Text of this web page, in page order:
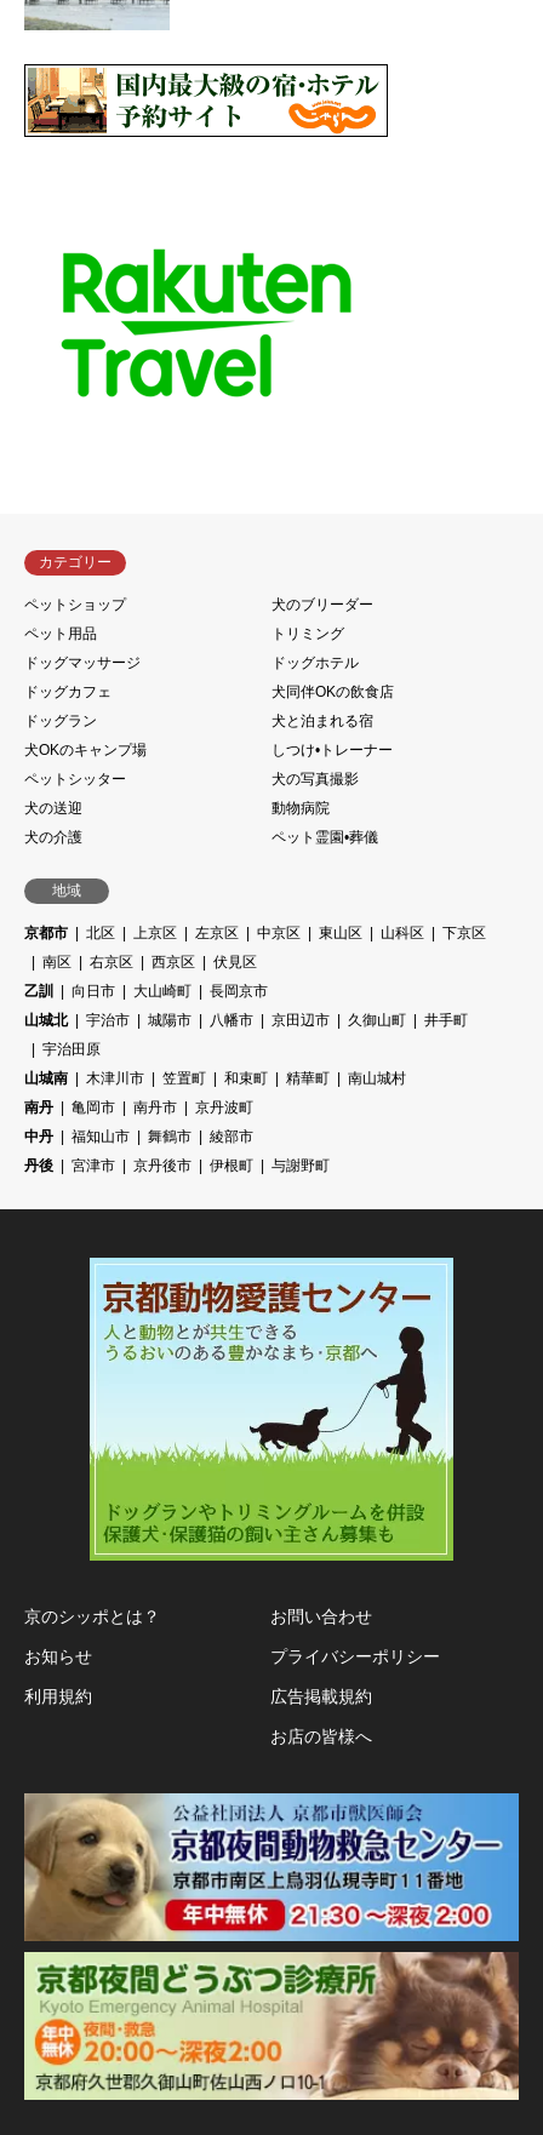
カテゴリー
ペットショップ
犬のブリーダー
ペット用品
トリミング
ドッグマッサージ
ドッグホテル
ドッグカフェ
犬同伴OKの飲食店
ドッグラン
犬と泊まれる宿
犬OKのキャンプ場
しつけ•トレーナー
ペットシッター
犬の写真撮影
犬の送迎
動物病院
犬の介護
ペット霊園•葬儀
地域
京都市 北区 上京区 左京区 中京区 東山区 山科区
下京区
南区
右京区 西京区
伏見区
乙訓
向日市 大山崎町
長岡京市
山城北
宇治市 城陽市 八幡市 京田辺市 久御山町
井手町
宇治田原
山城南
木津川市 笠置町 和束町 精華町
南山城村
南丹
亀岡市 南丹市
京丹波町
中丹
福知山市 舞鶴市
綾部市
丹後
宮津市 京丹後市 伊根町 与謝野町
京のシッポとは？
お知らせ
利用規約
お問い合わせ
プライバシーポリシー
広告掲載規約
お店の皆様へ